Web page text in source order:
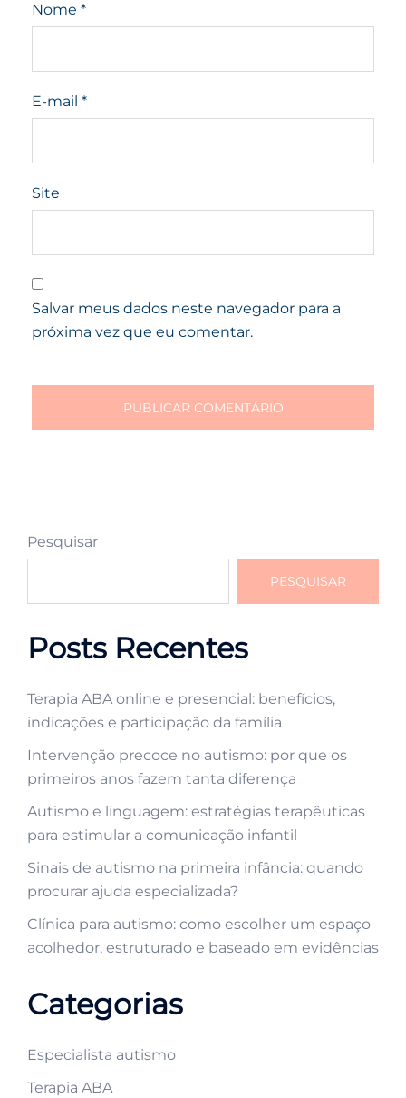
Nome *
E-mail *
Site
Salvar meus dados neste navegador para a
próxima vez que eu comentar.
Pesquisar
PESQUISAR
Posts Recentes
Terapia ABA online e presencial: benefícios,
indicações e participação da família
Intervenção precoce no autismo: por que os
primeiros anos fazem tanta diferença
Autismo e linguagem: estratégias terapêuticas
para estimular a comunicação infantil
Sinais de autismo na primeira infância: quando
procurar ajuda especializada?
Clínica para autismo: como escolher um espaço
acolhedor, estruturado e baseado em evidências
Categorias
Especialista autismo
Terapia ABA